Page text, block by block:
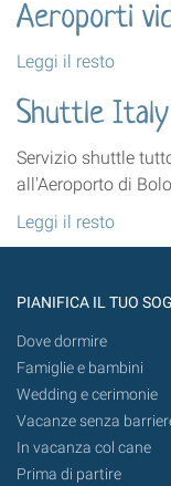
Aeroporti
Aeroporti
-
Leggi il resto
Shuttle
Servizio shuttle
all'Aeroporto di
Shuttle
Italy
-
Leggi il resto
PIANIFICA IL TUO
Dove dormire
Famiglie e bambini
Wedding e cerimonie
Vacanze senza
In vacanza col cane
Prima di partire